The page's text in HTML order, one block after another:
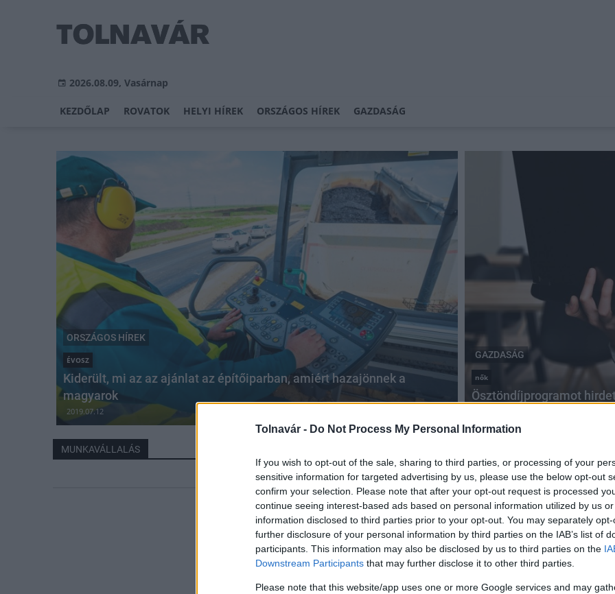
Tolnavár - Do Not Process My Personal Information
If you wish to opt-out of the sale, sharing to third parties, or processing of your
sensitive information for targeted advertising by us, please use the below opt-out
confirm your selection. Please note that after your opt-out request is processed
continue seeing interest-based ads based on personal information utilized by us
information disclosed to third parties prior to your opt-out. You may separately
further disclosure of your personal information by third parties on the IAB’s list of
participants. This information may also be disclosed by us to third parties on the
Downstream Participants that may further disclose it to other third parties.
Please note that this website/app uses one or more Google services and may
2026.08.09, Vasárnap
KEZDŐLAP ROVATOK HELYI HÍREK ORSZÁGOS HÍREK GAZDASÁG
ORSZÁGOS HÍREK
ÉVOSZ
Kiderült, mi az az ajánlat az építőiparban, amiért hazajönnek a
magyarok
2019.07.12
GAZDASÁG
nők
Ösztöndíjprogramot
MUNKAVÁLLALÁS